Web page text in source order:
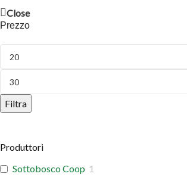
Close
Prezzo
Filtra
Produttori
Sottobosco Coop 1